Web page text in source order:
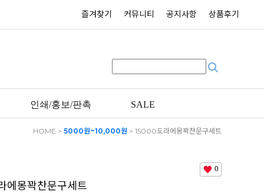
즐겨찾기 커뮤니티 공지사항 상품후기
인쇄/홍보/판촉 SALE
HOME > 5000원~10,000원 > 15000도라에몽꽉찬문구세트
0
에몽꽉찬문구세트